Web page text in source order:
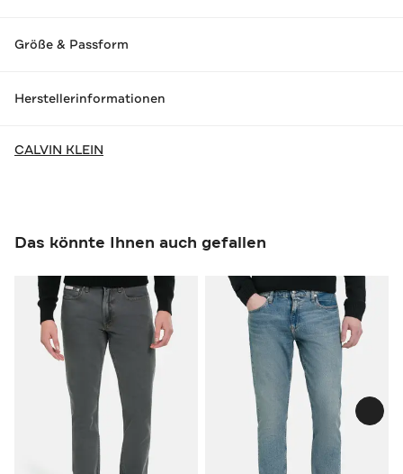
Größe & Passform
Herstellerinformationen
CALVIN KLEIN
Das könnte Ihnen auch gefallen